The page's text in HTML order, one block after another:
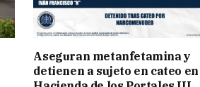
Aseguran metanfetamina y
detienen a sujeto en cateo en